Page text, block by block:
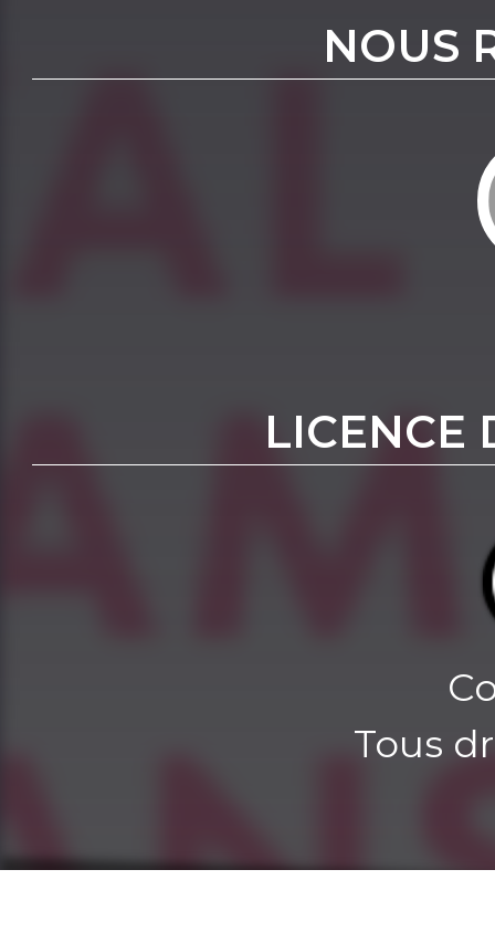
NOUS
LICENCE
Tous